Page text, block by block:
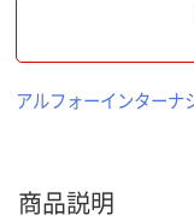
アルフォーインターナ
商品説明